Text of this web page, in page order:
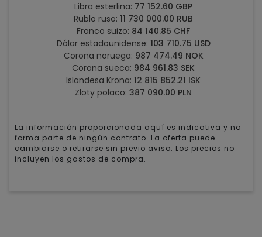
Libra esterlina: 77 152.60 GBP
Rublo ruso: 11 730 000.00 RUB
Franco suizo: 84 140.85 CHF
Dólar estadounidense: 103 710.75 USD
Corona noruega: 987 474.49 NOK
Corona sueca: 984 961.83 SEK
Islandesa Krona: 12 815 852.21 ISK
Zloty polaco: 387 090.00 PLN
La información proporcionada aquí es indicativa y no
forma parte de ningún contrato. La oferta puede
cambiarse o retirarse sin previo aviso. Los precios no
incluyen los gastos de compra.